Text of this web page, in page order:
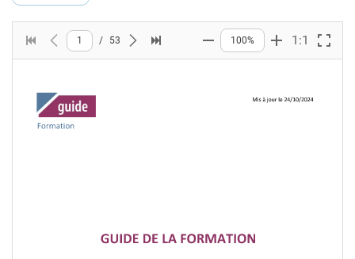
Première page
Page précédente
1 / 53
Page suivante
Dernière pageZoom arrière
100%
Zoom avant
1:1 Plein